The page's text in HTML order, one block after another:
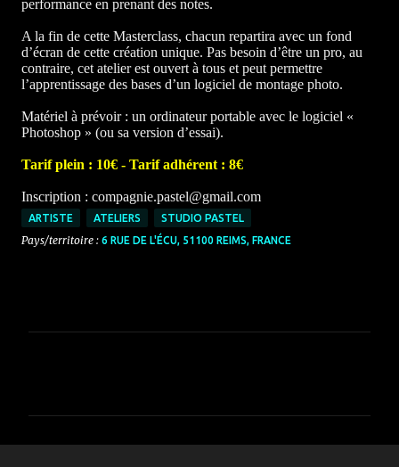
performance en prenant des notes.
A la fin de cette Masterclass, chacun repartira avec un fond
d’écran de cette création unique. Pas besoin d’être un pro, au
contraire, cet atelier est ouvert à tous et peut permettre
l’apprentissage des bases d’un logiciel de montage photo.
Matériel à prévoir : un ordinateur portable avec le logiciel «
Photoshop » (ou sa version d’essai).
Tarif plein : 10€ - Tarif adhérent : 8€
Inscription : compagnie.pastel@gmail.com
ARTISTE ATELIERS STUDIO PASTEL
Pays/territoire : 6 RUE DE L'ÉCU, 51100 REIMS, FRANCE